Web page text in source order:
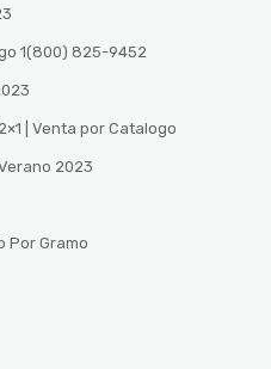
1(800) 825-9452
| Venta por Catalogo
2023
Por Gramo